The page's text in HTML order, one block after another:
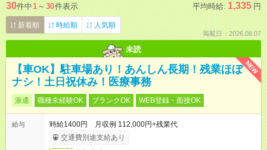
30件中1 ～ 30件表示 平均時給: 1,335 円
新着順 時給順 人気順
掲載日：2026.08.07
未読
NEW
【車OK】駐車場あり！あんしん長期！残業ほぼ
ナシ！土日祝休み！医療事務
派遣 職種未経験OK ブランクOK WEB登録・面接OK
給与
時給1400円 月収例 112,000円+残業代
交通費別途支給あり